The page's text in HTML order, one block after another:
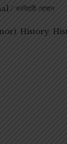
ঘোষাল
, History,